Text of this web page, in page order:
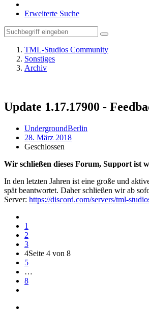
Erweiterte Suche
TML-Studios Community
Sonstiges
Archiv
Update 1.17.17900 -
UndergroundBerlin
28. März 2018
Geschlossen
Wir schließen dieses Forum, Support ist
In den letzten Jahren ist eine große und
spät beantwortet. Daher schließen wir ab
Server: https://discord.com/servers/tml-
1
2
3
4Seite 4 von 8
5
…
8